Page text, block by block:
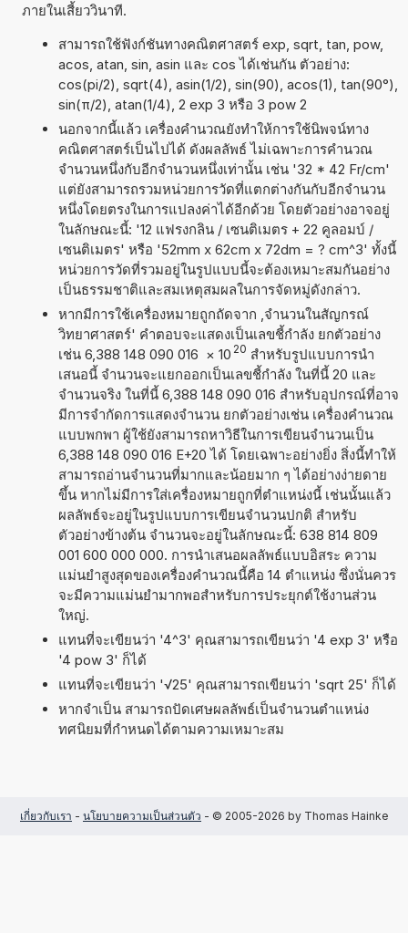
ภายในเสี้ยววินาที.
สามารถใช้ฟังก์ชันทางคณิตศาสตร์ exp, sqrt, tan, pow,
acos, atan, sin, asin และ cos ได้เช่นกัน ตัวอย่าง:
cos(pi/2), sqrt(4), asin(1/2), sin(90), acos(1), tan(90°),
sin(π/2), atan(1/4), 2 exp 3 หรือ 3 pow 2
นอกจากนี้แล้ว เครื่องคำนวณยังทำให้การใช้นิพจน์ทาง
คณิตศาสตร์เป็นไปได้ ดังผลลัพธ์ ไม่เฉพาะการคำนวณ
จำนวนหนึ่งกับอีกจำนวนหนึ่งเท่านั้น เช่น '32 * 42 Fr/cm'
แต่ยังสามารถรวมหน่วยการวัดที่แตกต่างกันกับอีกจำนวน
หนึ่งโดยตรงในการแปลงค่าได้อีกด้วย โดยตัวอย่างอาจอยู่
ในลักษณะนี้: '12 แฟรงกลิน / เซนติเมตร + 22 คูลอมบ์ /
เซนติเมตร' หรือ '52mm x 62cm x 72dm = ? cm^3' ทั้งนี้
หน่วยการวัดที่รวมอยู่ในรูปแบบนี้จะต้องเหมาะสมกันอย่าง
เป็นธรรมชาติและสมเหตุสมผลในการจัดหมู่ดังกล่าว.
หากมีการใช้เครื่องหมายถูกถัดจาก ,จำนวนในสัญกรณ์
วิทยาศาสตร์' คำตอบจะแสดงเป็นเลขชี้กำลัง ยกตัวอย่าง
เช่น 6,388 148 090 016 × 10 20 สำหรับรูปแบบการนำ
เสนอนี้ จำนวนจะแยกออกเป็นเลขชี้กำลัง ในที่นี้ 20 และ
จำนวนจริง ในที่นี้ 6,388 148 090 016 สำหรับอุปกรณ์ที่อาจ
มีการจำกัดการแสดงจำนวน ยกตัวอย่างเช่น เครื่องคำนวณ
แบบพกพา ผู้ใช้ยังสามารถหาวิธีในการเขียนจำนวนเป็น
6,388 148 090 016 E+20 ได้ โดยเฉพาะอย่างยิ่ง สิ่งนี้ทำให้
สามารถอ่านจำนวนที่มากและน้อยมาก ๆ ได้อย่างง่ายดาย
ขึ้น หากไม่มีการใส่เครื่องหมายถูกที่ตำแหน่งนี้ เช่นนั้นแล้ว
ผลลัพธ์จะอยู่ในรูปแบบการเขียนจำนวนปกติ สำหรับ
ตัวอย่างข้างต้น จำนวนจะอยู่ในลักษณะนี้: 638 814 809
001 600 000 000. การนำเสนอผลลัพธ์แบบอิสระ ความ
แม่นยำสูงสุดของเครื่องคำนวณนี้คือ 14 ตำแหน่ง ซึ่งนั่นควร
จะมีความแม่นยำมากพอสำหรับการประยุกต์ใช้งานส่วน
ใหญ่.
แทนที่จะเขียนว่า '4^3' คุณสามารถเขียนว่า '4 exp 3' หรือ
'4 pow 3' ก็ได้
แทนที่จะเขียนว่า '√25' คุณสามารถเขียนว่า 'sqrt 25' ก็ได้
หากจำเป็น สามารถปัดเศษผลลัพธ์เป็นจำนวนตำแหน่ง
ทศนิยมที่กำหนดได้ตามความเหมาะสม
เกี่ยวกับเรา - นโยบายความเป็นส่วนตัว - © 2005-2026 by Thomas Hainke